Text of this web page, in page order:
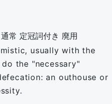
通常 定冠詞付き 廃用
usually with the
the "necessary"
an outhouse or